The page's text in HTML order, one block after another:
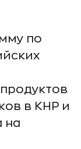
по
в КНР и
на